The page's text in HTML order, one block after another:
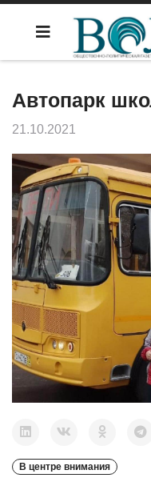
Автопарк
21.10.2021
В центре внимания